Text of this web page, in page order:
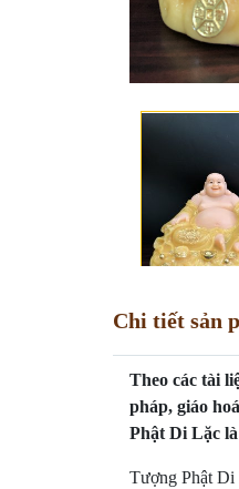
Chi tiết sản
Theo các tài
pháp, giáo
Phật Di Lặc
Tượng Phật Di